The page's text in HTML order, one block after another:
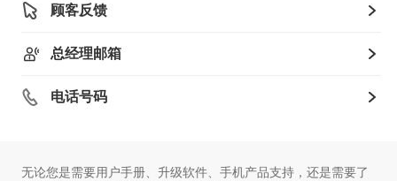
顾客反馈
总经理邮箱
电话号码
无论您是需要用户手册、升级软件、手机产品支持，还是需要了